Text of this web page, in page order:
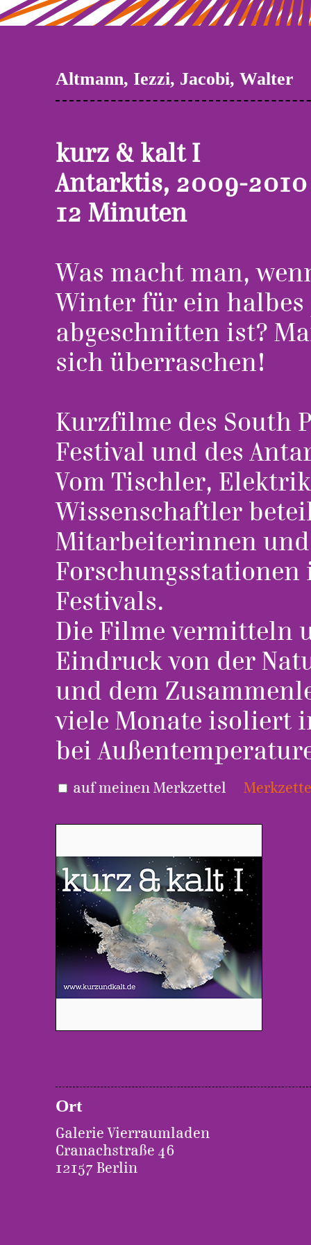
Altmann, Iezzi, Jacobi, Walter
kurz & kalt I
Antarktis, 2009-2010
12 Minuten
Was macht man,
Winter für ein halbes
abgeschnitten ist?
sich überraschen!
Kurzfilme des South
Festival und des
Vom Tischler,
Wissenschaftler
Mitarbeiterinnen
Festivals.
Die Filme vermitteln
Eindruck von der
und dem
viele Monate isoliert
bei
auf meinen Merkzettel
Ort
Galerie Vierraumladen
Cranachstraße 46
12157 Berlin